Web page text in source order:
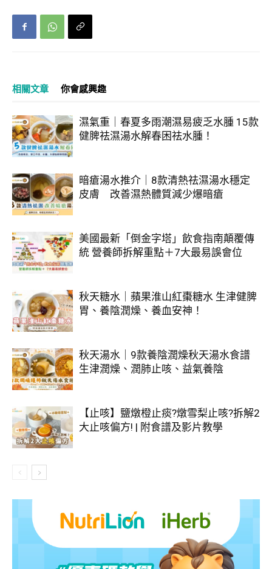
相關文章 你會感興趣
濕氣重｜春夏多雨潮濕易疲乏水腫 15款
健脾祛濕湯水解春困祛水腫！
暗瘡湯水推介｜8款清熱祛濕湯水穩定
皮膚 改善濕熱體質減少爆暗瘡
美國最新「倒金字塔」飲食指南顛覆傳
統 營養師拆解重點＋7大最易誤會位
秋天糖水｜蘋果淮山紅棗糖水 生津健脾
胃、養陰潤燥、養血安神！
秋天湯水｜9款養陰潤燥秋天湯水食譜
生津潤燥、潤肺止咳、益氣養陰
【止咳】鹽燉橙止痰?燉雪梨止咳?拆解2
大止咳偏方! | 附食譜及影片教學